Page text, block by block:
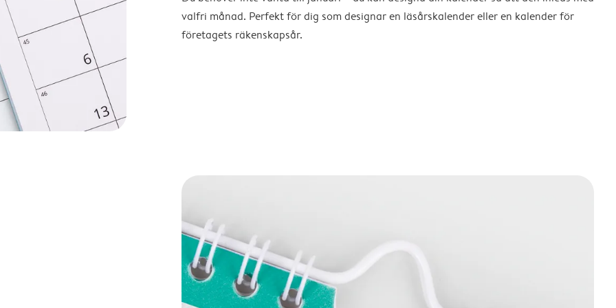
valfri månad. Perfekt för dig som designar en läsårskalender eller en kalender för
företagets räkenskapsår.